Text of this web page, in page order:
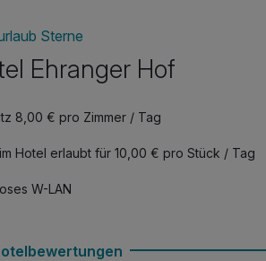
pro Zimmer
Sterne
Ehranger Hof
8,00 € pro Zimmer / Tag
im Hotel erlaubt für 10,00 € pro Stück / Tag
W-LAN